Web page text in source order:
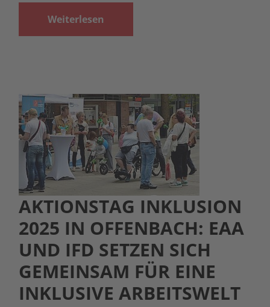
Weiterlesen
AKTIONSTAG INKLUSION
2025 IN OFFENBACH: EAA
UND IFD SETZEN SICH
GEMEINSAM FÜR EINE
INKLUSIVE ARBEITSWELT